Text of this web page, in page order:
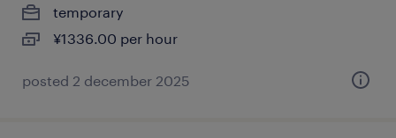
temporary
¥1336.00 per hour
posted 2 december 2025